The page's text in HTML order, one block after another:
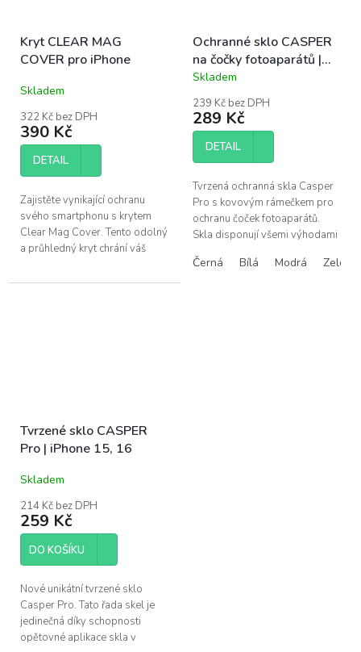
Kryt CLEAR MAG
COVER pro iPhone
Skladem
322 Kč bez DPH
390 Kč
DETAIL
Zajistěte vynikající ochranu
svého smartphonu s krytem
Clear Mag Cover. Tento odolný
a průhledný kryt chrání váš
zatímco podporuje inovativní...
Ochranné sklo CASPER
na čočky fotoaparátů |
iPhone 16, 16 Plus
Průměrné
produktu
je
5,0
hvězdiček.
Skladem
239 Kč bez DPH
289 Kč
DETAIL
Tvrzená ochranná skla Casper
Pro s kovovým rámečkem pro
ochranu čoček fotoaparátů.
Skla disponují všemi výhodami
snadná instalace bez bublin,...
Černá Bílá Modrá Zelená
Tvrzené sklo CASPER
Pro | iPhone 15, 16
Skladem
214 Kč bez DPH
259 Kč
DO KOŠÍKU
Nové unikátní tvrzené sklo
Casper Pro. Tato řada skel je
jedinečná díky schopnosti
opětovné aplikace skla v